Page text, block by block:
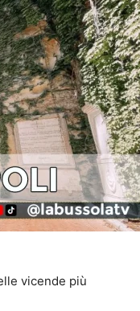
vicende più